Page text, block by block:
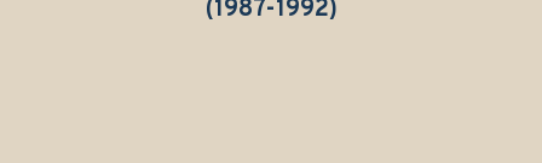
(1987-1992)